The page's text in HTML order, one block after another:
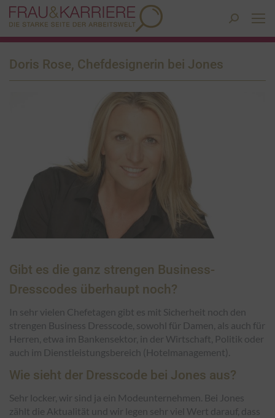
Search:
Doris Rose, Chefdesignerin bei Jones
Gibt es die ganz strengen Business-
Dresscodes überhaupt noch?
In sehr vielen Chefetagen gibt es mit Sicherheit noch den
strengen Business Dresscode, sowohl für Damen, als auch für
Herren, etwa im Bankensektor, in der Wirtschaft, Politik oder
auch im Dienstleistungsbereich (Hotelmanagement).
Wie sieht der Dresscode bei Jones aus?
Sehr locker, wir sind ja ein Modeunternehmen. Bei Jones
zählt die Aktualität und wir legen sehr viel Wert darauf, dass